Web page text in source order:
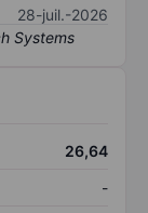
28-juil.-2026
26,64
-